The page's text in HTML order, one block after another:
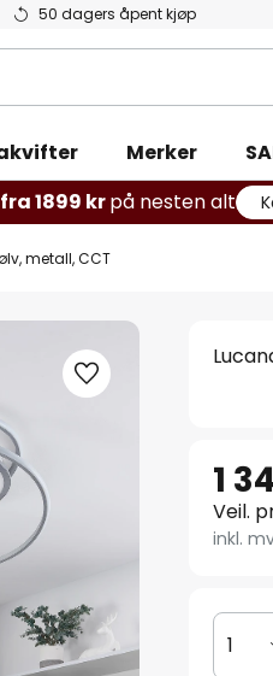
50 dagers åpent kjøp
Merker
1899 krpå nesten alt
metall, CCT
1
Veil.
inkl.
1